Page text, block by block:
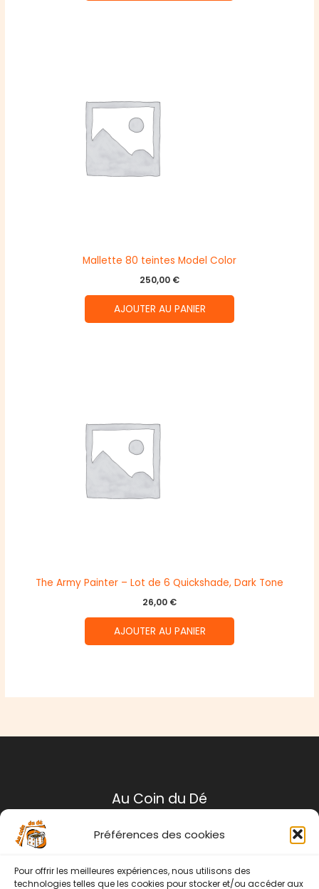
Préférences des cookies
Pour offrir les meilleures expériences, nous utilisons des
technologies telles que les cookies pour stocker et/ou accéder aux
Mallette 80 teintes Model Color
250,00 €
AJOUTER AU PANIER
The Army Painter – Lot de 6 Quickshade, Dark Tone
26,00 €
AJOUTER AU PANIER
Au Coin du Dé
Conditions générales de ventes
Politique de retour